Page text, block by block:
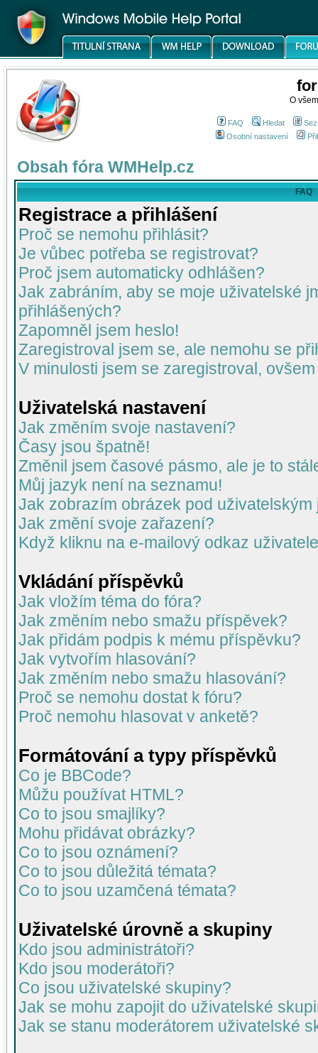
O
FAQ Hledat
Osobní nastavení
Obsah fóra WMHelp.cz
FAQ
Registrace a přihlášení
Proč se nemohu přihlásit?
Je vůbec potřeba se registrovat?
Proč jsem automaticky odhlášen?
Jak zabráním, aby se moje uživatelské
přihlášených?
Zapomněl jsem heslo!
Zaregistroval jsem se, ale nemohu se
V minulosti jsem se zaregistroval,
Uživatelská nastavení
Jak změním svoje nastavení?
Časy jsou špatně!
Změnil jsem časové pásmo, ale je to
Můj jazyk není na seznamu!
Jak zobrazím obrázek pod uživatelským
Jak změní svoje zařazení?
Když kliknu na e-mailový odkaz
Vkládání příspěvků
Jak vložím téma do fóra?
Jak změním nebo smažu příspěvek?
Jak přidám podpis k mému příspěvku?
Jak vytvořím hlasování?
Jak změním nebo smažu hlasování?
Proč se nemohu dostat k fóru?
Proč nemohu hlasovat v anketě?
Formátování a typy příspěvků
Co je BBCode?
Můžu používat HTML?
Co to jsou smajlíky?
Mohu přidávat obrázky?
Co to jsou oznámení?
Co to jsou důležitá témata?
Co to jsou uzamčená témata?
Uživatelské úrovně a skupiny
Kdo jsou administrátoři?
Kdo jsou moderátoři?
Co jsou uživatelské skupiny?
Jak se mohu zapojit do uživatelské
Jak se stanu moderátorem uživatelské